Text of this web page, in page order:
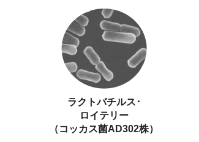
ラクトバチルス･
ロイテリー
（コッカス菌AD302株）